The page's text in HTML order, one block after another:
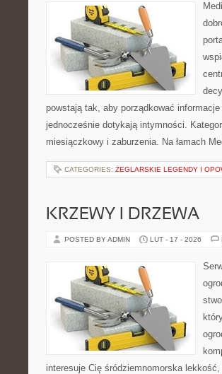
powstają tak, aby porządkować
jednocześnie dotykają intymności.
miesiączkowy i zaburzenia. Na łamach
CATEGORIES: ŻEGLARSKIE LEGENDY I
KRZEWY I DRZEWA
POSTED BY ADMIN LUT - 17 - 2026
interesuje Cię śródziemnomorska